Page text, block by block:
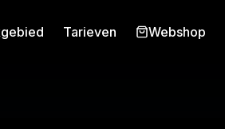
Tarieven Webshop